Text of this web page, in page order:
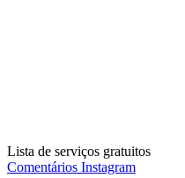
Lista de serviços gratuitos
Comentários Instagram